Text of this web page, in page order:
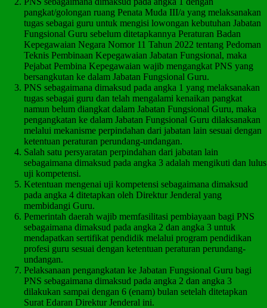
pangkat/golongan ruang Penata Muda III/a yang melaksanakan
tugas sebagai guru untuk mengisi lowongan kebutuhan Jabatan
Fungsional Guru sebelum ditetapkannya Peraturan Badan
Kepegawaian Negara Nomor 11 Tahun 2022 tentang Pedoman
Teknis Pembinaan Kepegawaian Jabatan Fungsional, maka
Pejabat Pembina Kepegawaian wajib mengangkat PNS yang
bersangkutan ke dalam Jabatan Fungsional Guru.
PNS sebagaimana dimaksud pada angka 1 yang melaksanakan
tugas sebagai guru dan telah mengalami kenaikan pangkat
namun belum diangkat dalam Jabatan Fungsional Guru, maka
pengangkatan ke dalam Jabatan Fungsional Guru dilaksanakan
melalui mekanisme perpindahan dari jabatan lain sesuai dengan
ketentuan peraturan perundang-undangan.
Salah satu persyaratan perpindahan dari jabatan lain
sebagaimana dimaksud pada angka 3 adalah mengikuti dan lulus
uji kompetensi.
Ketentuan mengenai uji kompetensi sebagaimana dimaksud
pada angka 4 ditetapkan oleh Direktur Jenderal yang
membidangi Guru.
Pemerintah daerah wajib memfasilitasi pembiayaan bagi PNS
sebagaimana dimaksud pada angka 2 dan angka 3 untuk
mendapatkan sertifikat pendidik melalui program pendidikan
profesi guru sesuai dengan ketentuan peraturan perundang-
undangan.
Pelaksanaan pengangkatan ke Jabatan Fungsional Guru bagi
PNS sebagaimana dimaksud pada angka 2 dan angka 3
dilakukan sampai dengan 6 (enam) bulan setelah ditetapkan
Surat Edaran Direktur Jenderal ini.